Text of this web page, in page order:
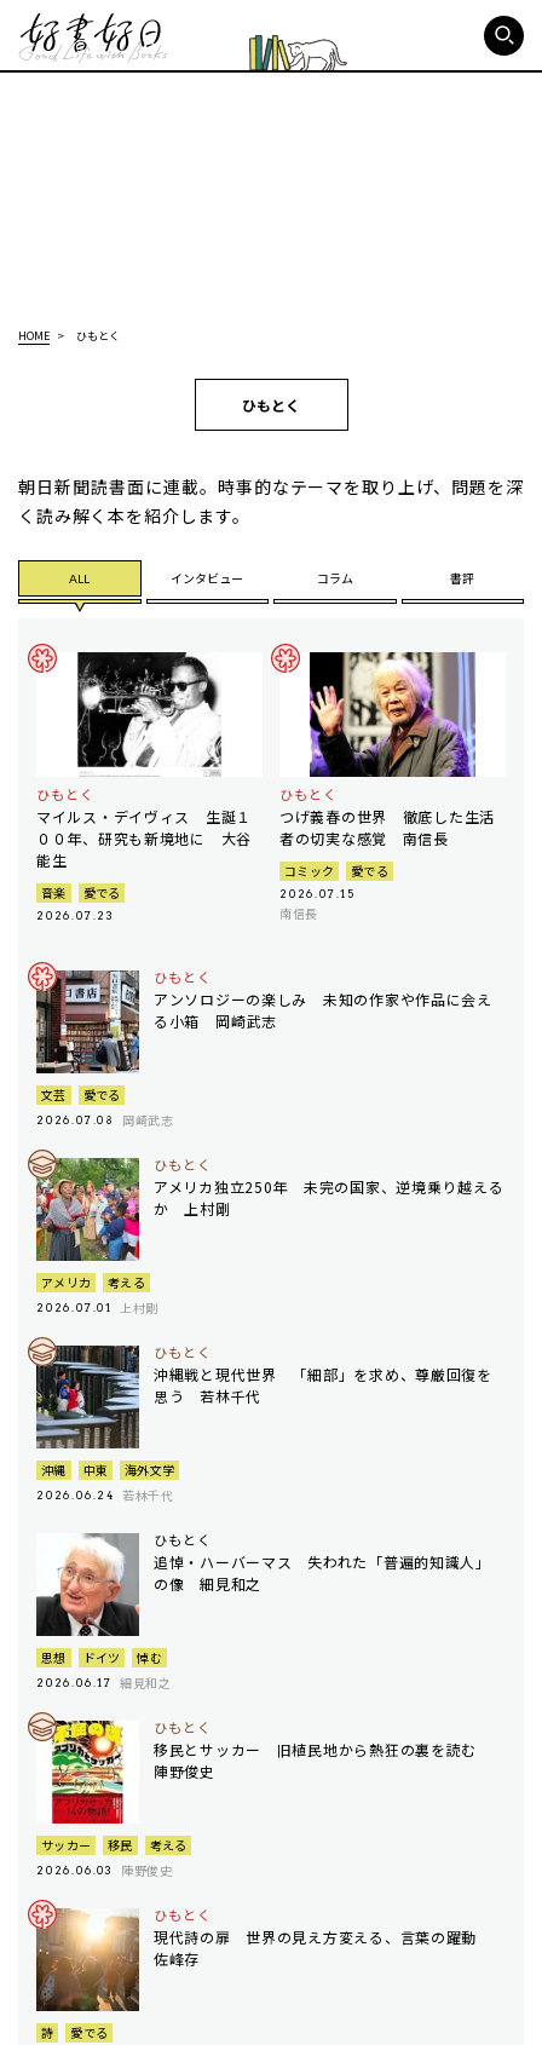
HOME ひもとく
ひもとく
朝日新聞読書面に連載。時事的なテーマを取り上げ、問題を深
く読み解く本を紹介します。
ALL インタビュー コラム 書評
ひもとく
マイルス・デイヴィス 生誕１
００年、研究も新境地に 大谷
能生
音楽 愛でる
2026.07.23
ひもとく
つげ義春の世界 徹底した生活
者の切実な感覚 南信長
コミック 愛でる
2026.07.15
南信長
ひもとく
アンソロジーの楽しみ 未知の作家や作品に会え
る小箱 岡崎武志
文芸 愛でる
2026.07.08 岡崎武志
ひもとく
アメリカ独立250年 未完の国家、逆境乗り越える
か 上村剛
アメリカ 考える
2026.07.01 上村剛
ひもとく
沖縄戦と現代世界 「細部」を求め、尊厳回復を
思う 若林千代
沖縄 中東 海外文学
2026.06.24 若林千代
ひもとく
追悼・ハーバーマス 失われた「普遍的知識人」
の像 細見和之
思想 ドイツ 悼む
2026.06.17 細見和之
ひもとく
移民とサッカー 旧植民地から熱狂の裏を読む
陣野俊史
サッカー 移民 考える
2026.06.03 陣野俊史
ひもとく
現代詩の扉 世界の見え方変える、言葉の躍動
佐峰存
詩 愛でる